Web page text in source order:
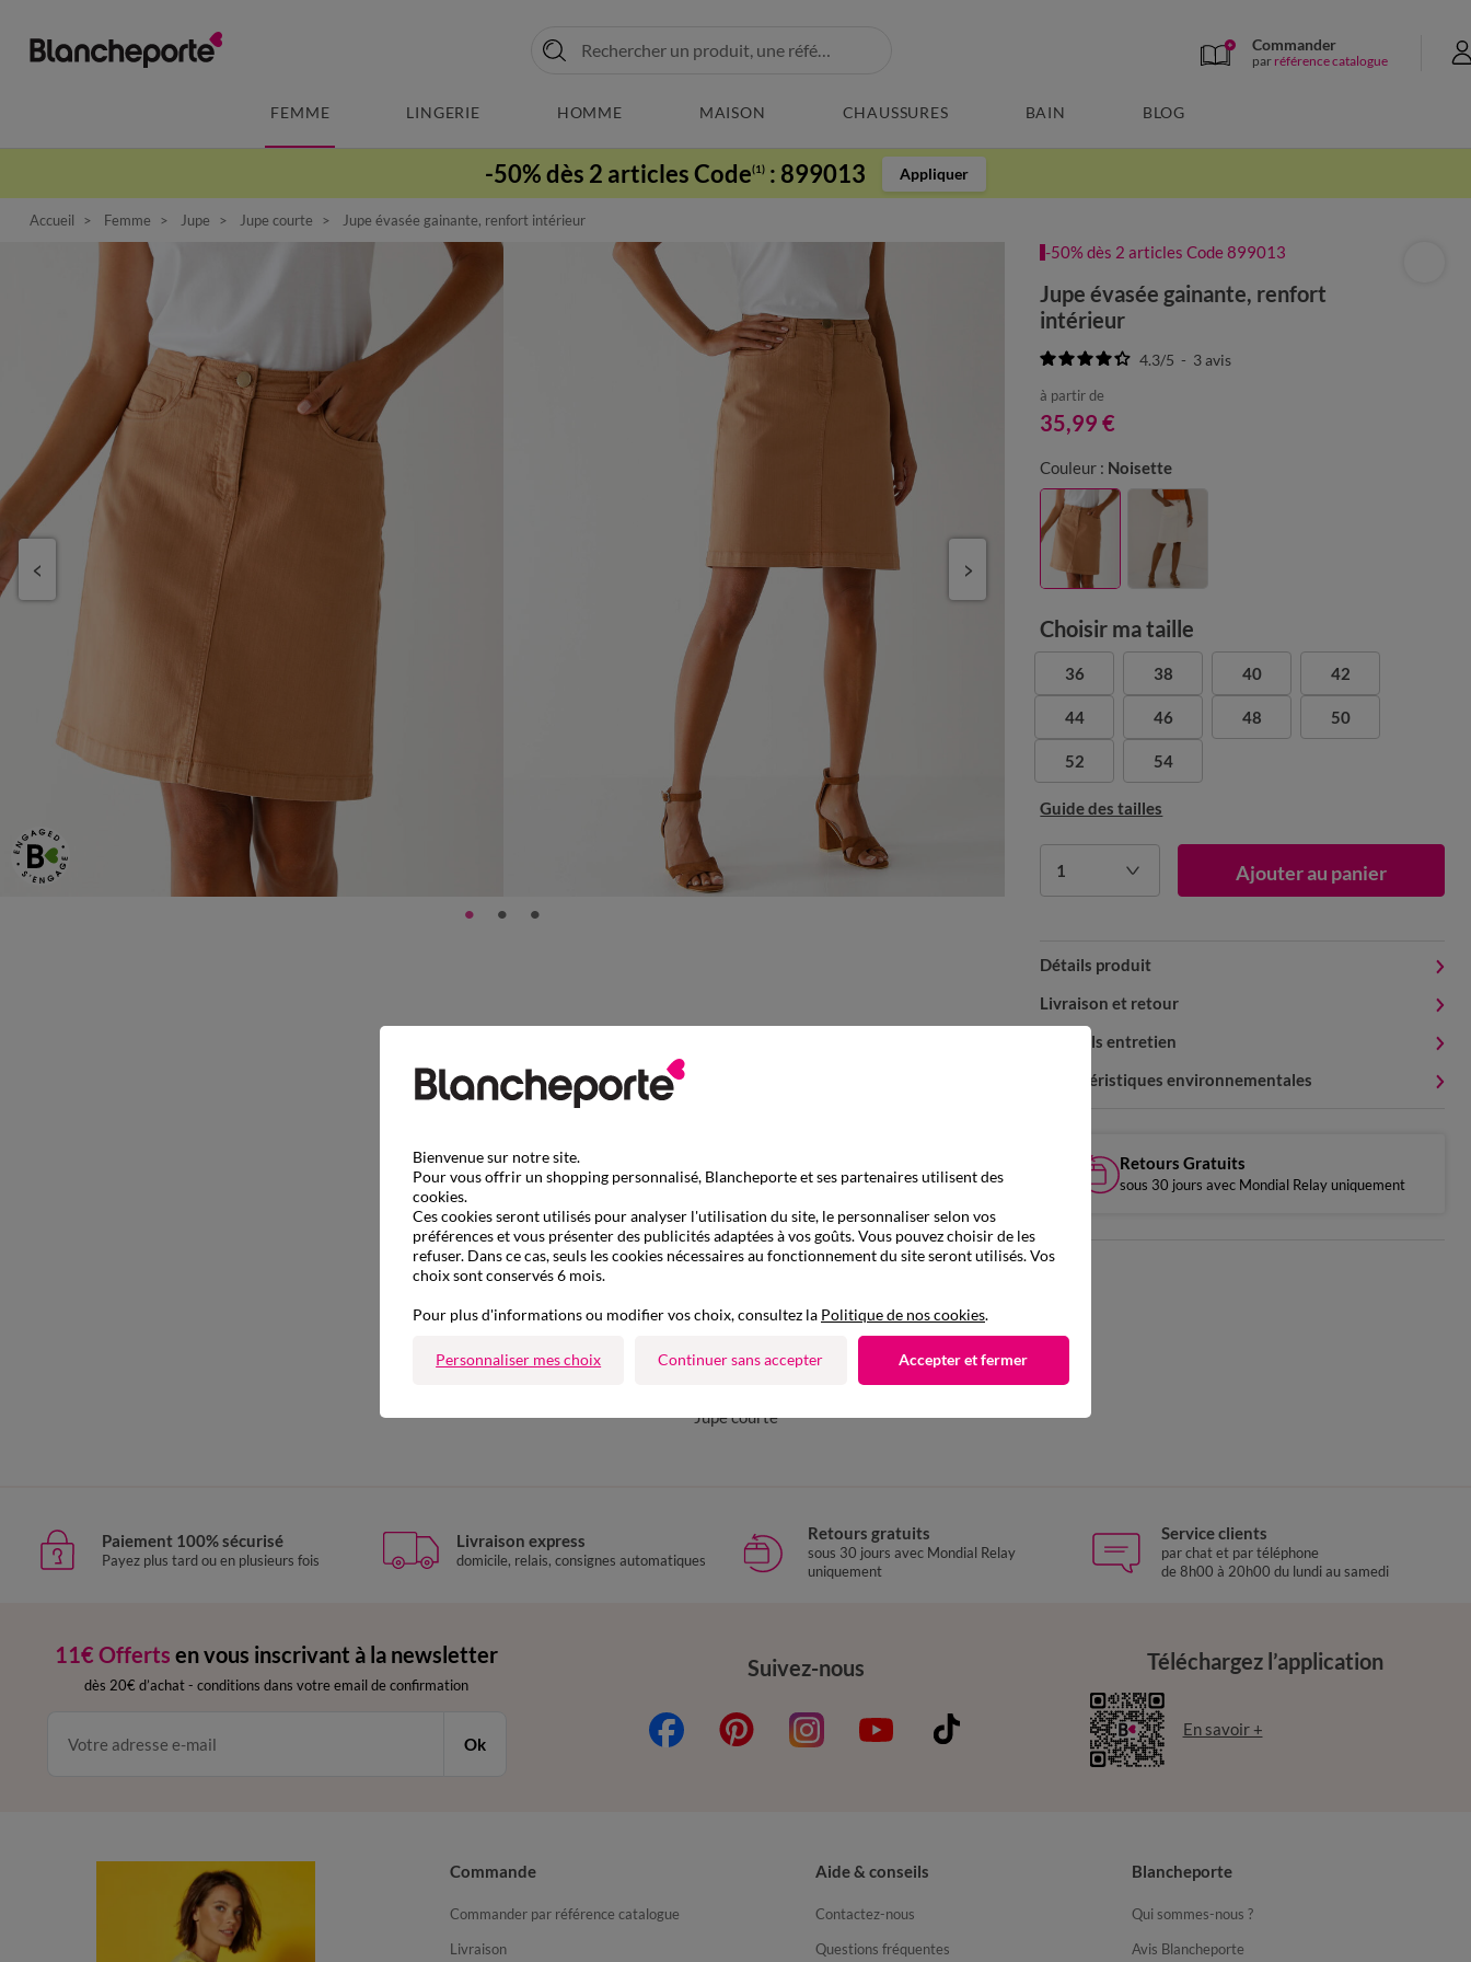
Commander
par référence catalogue
FEMME LINGERIE HOMME MAISON CHAUSSURES BAIN BLOG
-50% dès 2 articles Code(1) : 899013 Appliquer
Accueil Femme Jupe Jupe courte Jupe évasée gainante, renfort intérieur
-50% dès 2 articles Code 899013
Jupe évasée gainante, renfort
intérieur
4.3/5 - 3avis
à partir de
35,99 €
Couleur : Noisette
Choisir ma taille
36 38 40 42
44 46 48 50
52 54
Guide des tailles
1 Ajouter au panier
Détails produit
Livraison et retour
Conseils entretien
Caractéristiques environnementales
Retours Gratuits
sous 30 jours avec Mondial Relay uniquement
D'autres idées de Jupe courte
Jupe courte
Paiement 100% sécurisé
Payez plus tard ou en plusieurs fois
Livraison express
domicile, relais, consignes automatiques
Retours gratuits
sous 30 jours avec Mondial Relay
uniquement
Service clients
par chat et par téléphone
de 8h00 à 20h00 du lundi au samedi
11€ Offerts en vous inscrivant à la newsletter
dès 20€ d’achat - conditions dans votre email de confirmation
Ok
Suivez-nous Téléchargez l’application
En savoir +
Commande
Commander par référence catalogue
Livraison
Aide & conseils
Contactez-nous
Questions fréquentes
Blancheporte
Qui sommes-nous ?
Avis Blancheporte
Bienvenue sur notre site.
Pour vous offrir un shopping personnalisé, Blancheporte et ses partenaires utilisent des
cookies.
Ces cookies seront utilisés pour analyser l'utilisation du site, le personnaliser selon vos
préférences et vous présenter des publicités adaptées à vos goûts. Vous pouvez choisir de les
refuser. Dans ce cas, seuls les cookies nécessaires au fonctionnement du site seront utilisés. Vos
choix sont conservés 6 mois.
Pour plus d'informations ou modifier vos choix, consultez la Politique de nos cookies.
Personnaliser mes choix Continuer sans accepter Accepter et fermer